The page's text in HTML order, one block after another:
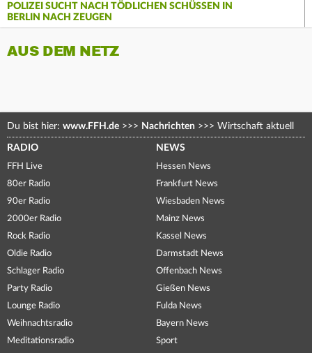
POLIZEI SUCHT NACH TÖDLICHEN SCHÜSSEN IN
BERLIN NACH ZEUGEN
AUS DEM NETZ
Du bist hier: www.FFH.de >>> Nachrichten >>> Wirtschaft aktuell
RADIO
FFH Live
80er Radio
90er Radio
2000er Radio
Rock Radio
Oldie Radio
Schlager Radio
Party Radio
Lounge Radio
Weihnachtsradio
Meditationsradio
NEWS
Hessen News
Frankfurt News
Wiesbaden News
Mainz News
Kassel News
Darmstadt News
Offenbach News
Gießen News
Fulda News
Bayern News
Sport